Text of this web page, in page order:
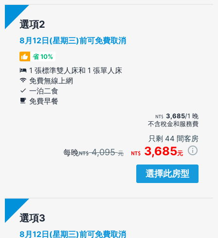
選項
8月12日(星期三)前可免費取消
省 10%
1 張標準雙人床和 1 張單人床
免費無線上網
一泊二食
免費早餐
3,685/1 晚
不含稅金和服務費
只剩 44 間客房
每晚 4,095元 3,685元
選擇此房型
選項
8月12日(星期三)前可免費取消